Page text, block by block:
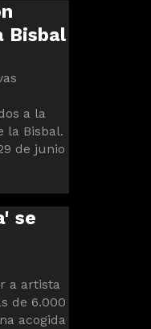
Bisbal
a la
la Bisbal.
de junio
se
a artista
de 6.000
acogida